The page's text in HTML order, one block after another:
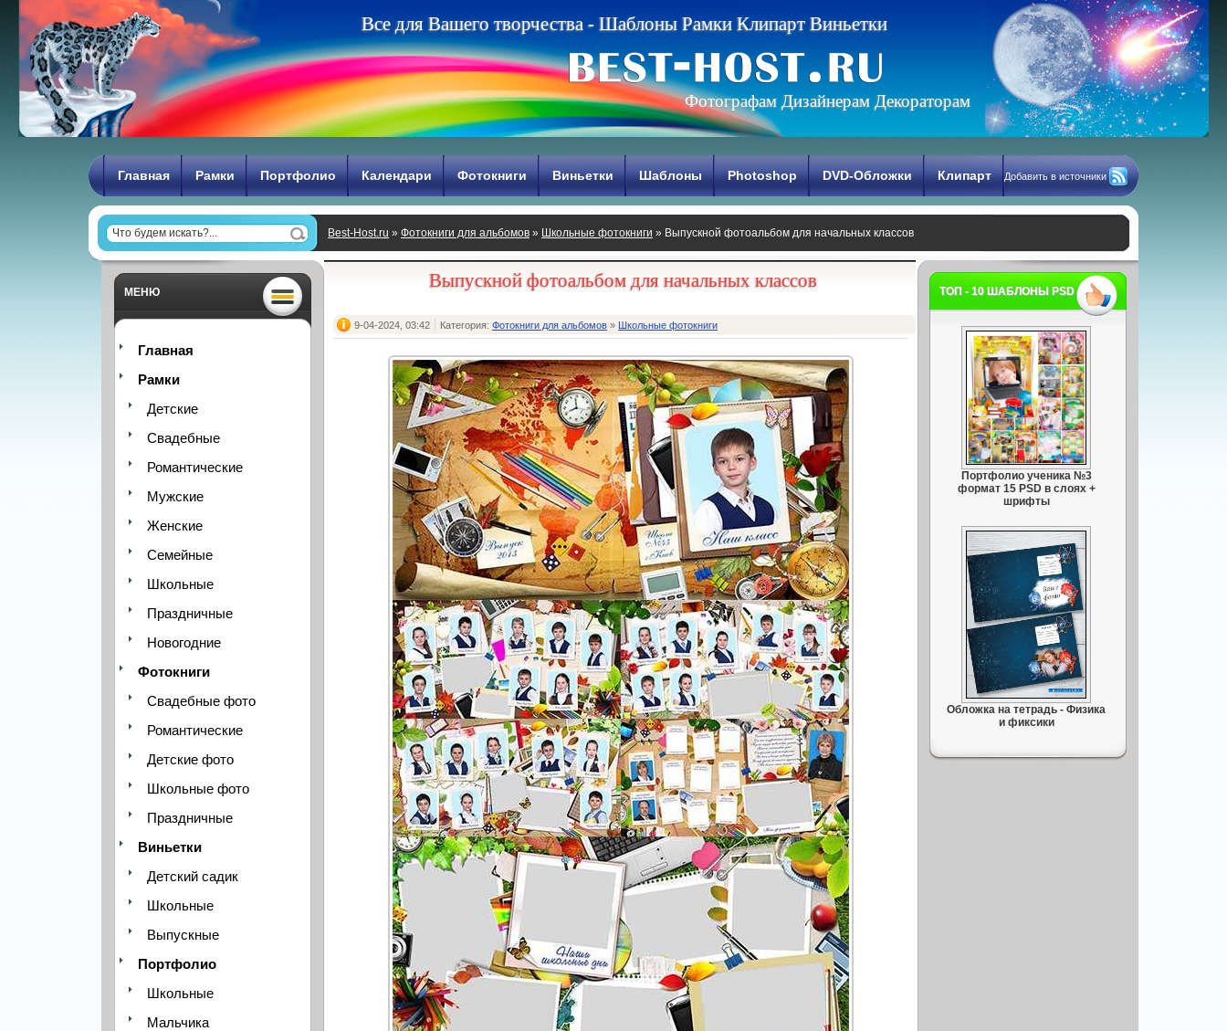
Все для Вашего творчества - Шаблоны Рамки Клипарт Виньетки
Фотографам Дизайнерам Декораторам
Главная Рамки Портфолио Календари Фотокниги Виньетки Шаблоны Photoshop DVD-Обложки Клипарт Добавить в источники
Best-Host.ru » Фотокниги для альбомов » Школьные фотокниги » Выпускной фотоальбом для начальных классов
МЕНЮ
Главная
Рамки
Детские
Свадебные
Романтические
Мужские
Женские
Семейные
Школьные
Праздничные
Новогодние
Фотокниги
Свадебные фото
Романтические
Детские фото
Школьные фото
Праздничные
Виньетки
Детский садик
Школьные
Выпускные
Портфолио
Школьные
Мальчика
Выпускной фотоальбом для начальных классов
9-04-2024, 03:42 Категория: Фотокниги для альбомов » Школьные фотокниги
ТОП - 10 ШАБЛОНЫ PSD
Портфолио ученика №3
формат 15 PSD в слоях +
шрифты
Обложка на тетрадь - Физика
и фиксики